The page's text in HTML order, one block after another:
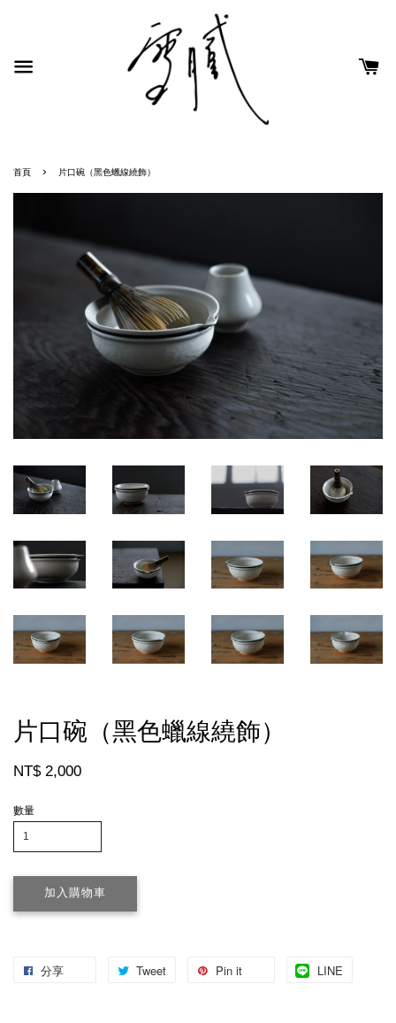
首頁 › 片口碗（黑色蠟線繞飾）
片口碗（黑色蠟線繞飾）
NT$ 2,000
數量
加入購物車
分享 Tweet Pin it LINE